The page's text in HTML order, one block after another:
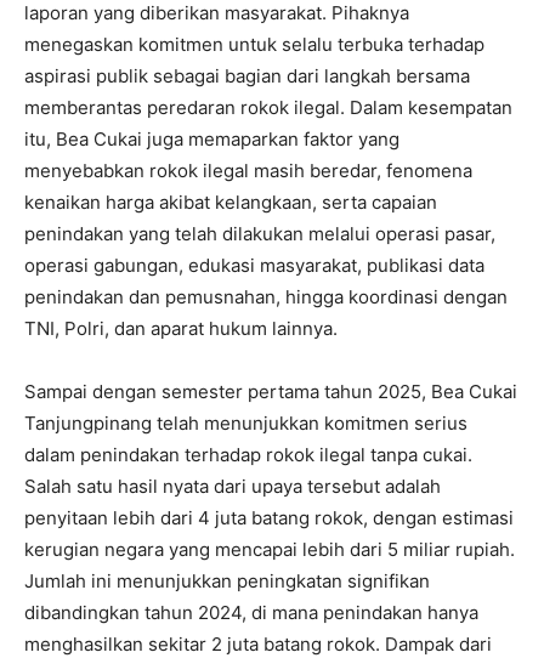
laporan yang diberikan masyarakat. Pihaknya
menegaskan komitmen untuk selalu terbuka terhadap
aspirasi publik sebagai bagian dari langkah bersama
memberantas peredaran rokok ilegal. Dalam kesempatan
itu, Bea Cukai juga memaparkan faktor yang
menyebabkan rokok ilegal masih beredar, fenomena
kenaikan harga akibat kelangkaan, serta capaian
penindakan yang telah dilakukan melalui operasi pasar,
operasi gabungan, edukasi masyarakat, publikasi data
penindakan dan pemusnahan, hingga koordinasi dengan
TNI, Polri, dan aparat hukum lainnya.
Sampai dengan semester pertama tahun 2025, Bea Cukai
Tanjungpinang telah menunjukkan komitmen serius
dalam penindakan terhadap rokok ilegal tanpa cukai.
Salah satu hasil nyata dari upaya tersebut adalah
penyitaan lebih dari 4 juta batang rokok, dengan estimasi
kerugian negara yang mencapai lebih dari 5 miliar rupiah.
Jumlah ini menunjukkan peningkatan signifikan
dibandingkan tahun 2024, di mana penindakan hanya
menghasilkan sekitar 2 juta batang rokok. Dampak dari